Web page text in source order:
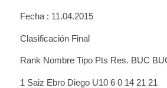
Fecha : 11.04.2015
Clasificación Final
Rank Nombre Tipo Pts Res. BUC
1 Saiz Ebro Diego U10 6 0 14 21 21